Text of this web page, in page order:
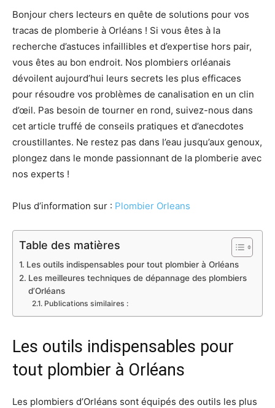
Bonjour chers lecteurs en quête de solutions pour vos
tracas de plomberie à Orléans ! Si vous êtes à la
recherche d’astuces infaillibles et d’expertise hors pair,
vous êtes au bon endroit. Nos plombiers orléanais
dévoilent aujourd’hui leurs secrets les plus efficaces
pour résoudre vos problèmes de canalisation en un clin
d’œil. Pas besoin de tourner en rond, suivez-nous dans
cet article truffé de conseils pratiques et d’anecdotes
croustillantes. Ne restez pas dans l’eau jusqu’aux genoux,
plongez dans le monde passionnant de la plomberie avec
nos experts !
Plus d’information sur : Plombier Orleans
Table des matières
Les outils indispensables pour tout plombier à Orléans
Les meilleures techniques de dépannage des plombiers
d’Orléans
Publications similaires :
Les outils indispensables pour
tout plombier à Orléans
Les plombiers d’Orléans sont équipés des outils les plus